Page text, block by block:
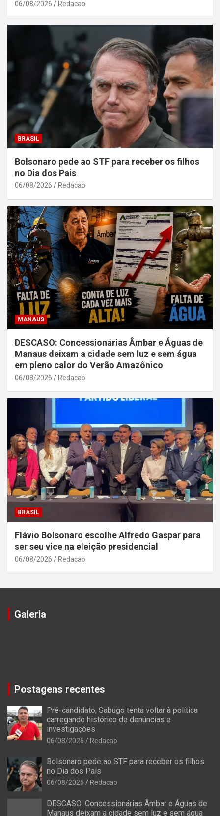
06/08/2026 Redacao
BRASIL
Bolsonaro pede ao STF para receber os filhos
no Dia dos Pais
06/08/2026 Redacao
MANAUS
DESCASO: Concessionárias Âmbar e Águas de
Manaus deixam a cidade sem luz e sem água
em pleno calor do Verão Amazônico
06/08/2026 Redacao
BRASIL
Flávio Bolsonaro escolhe Alfredo Gaspar para
ser seu vice na eleição presidencial
06/08/2026 Redacao
Galeria
Postagens recentes
Pré-candidato, Sabugo tenta voltar à política
carregando histórico de denúncias e
investigações
06/08/2026 Redacao
Bolsonaro pede ao STF para receber os filhos
no Dia dos Pais
06/08/2026 Redacao
DESCASO: Concessionárias Âmbar e Águas de
Manaus deixam a cidade sem luz e sem água